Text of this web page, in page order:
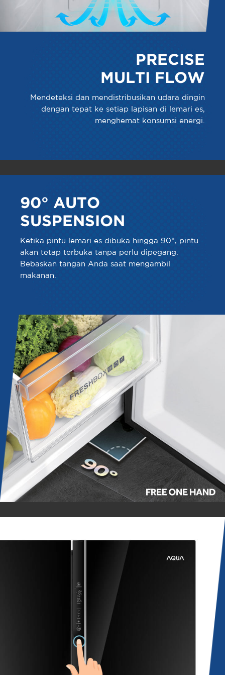
PRECISE
MULTI FLOW
Mendeteksi dan mendistribusikan udara dingin
dengan tepat ke setiap lapisan di lemari es,
menghemat konsumsi energi.
90° AUTO
SUSPENSION
Ketika pintu lemari es dibuka hingga 90°, pintu
akan tetap terbuka tanpa perlu dipegang.
Bebaskan tangan Anda saat mengambil
makanan.